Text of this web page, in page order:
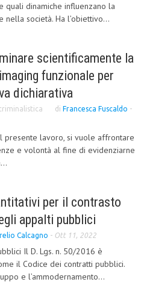
quali dinamiche influenzano la
società. Ha l’obiettivo...
scientificamente la
funzionale per
dichiarativa
di Francesca Fuscaldo -
lavoro, si vuole affrontare
e volontà al fine di evidenziarne
per il contrasto
appalti pubblici
Calcagno - Ott 11, 2022
Il D. Lgs. n. 50/2016 è
il Codice dei contratti pubblici.
e l’ammodernamento...